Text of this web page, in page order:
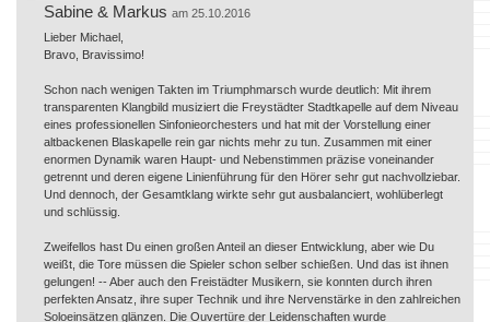
Sabine & Markus am 25.10.2016
Lieber Michael,
Bravo, Bravissimo!
Schon nach wenigen Takten im Triumphmarsch wurde deutlich: Mit ihrem
transparenten Klangbild musiziert die Freystädter Stadtkapelle auf dem Niveau
eines professionellen Sinfonieorchesters und hat mit der Vorstellung einer
altbackenen Blaskapelle rein gar nichts mehr zu tun. Zusammen mit einer
enormen Dynamik waren Haupt- und Nebenstimmen präzise voneinander
getrennt und deren eigene Linienführung für den Hörer sehr gut nachvollziebar.
Und dennoch, der Gesamtklang wirkte sehr gut ausbalanciert, wohlüberlegt
und schlüssig.
Zweifellos hast Du einen großen Anteil an dieser Entwicklung, aber wie Du
weißt, die Tore müssen die Spieler schon selber schießen. Und das ist ihnen
gelungen! -- Aber auch den Freistädter Musikern, sie konnten durch ihren
perfekten Ansatz, ihre super Technik und ihre Nervenstärke in den zahlreichen
Soloeinsätzen glänzen. Die Ouvertüre der Leidenschaften wurde